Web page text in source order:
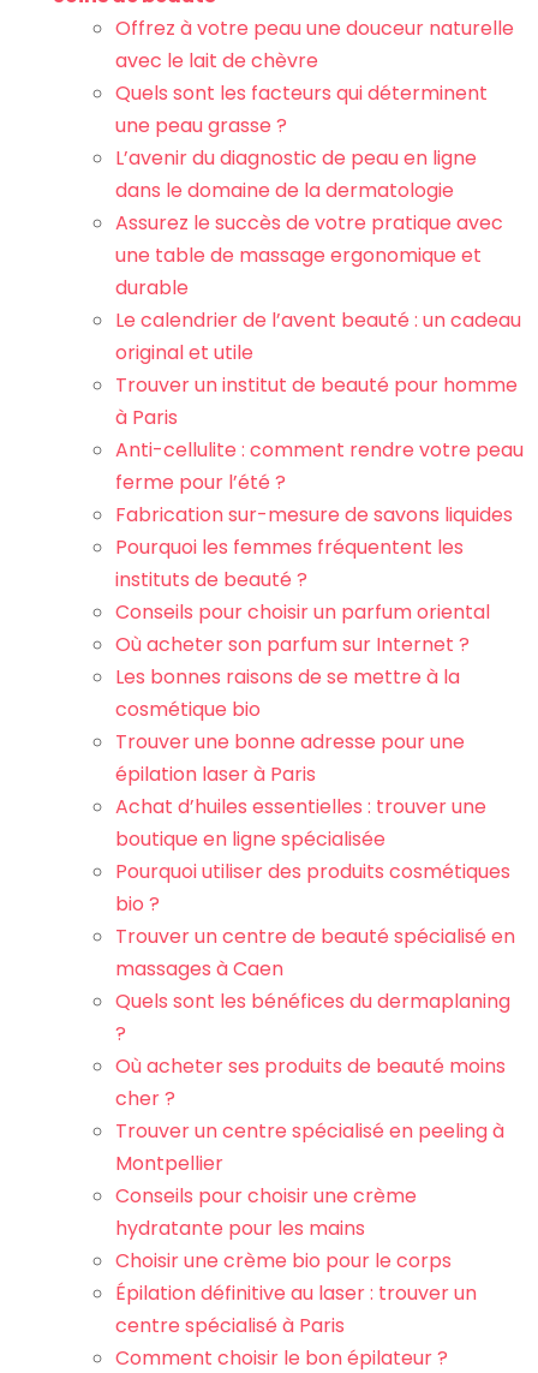
Offrez à votre peau une douceur naturelle
avec le lait de chèvre
Quels sont les facteurs qui déterminent
une peau grasse ?
L’avenir du diagnostic de peau en ligne
dans le domaine de la dermatologie
Assurez le succès de votre pratique avec
une table de massage ergonomique et
durable
Le calendrier de l’avent beauté : un cadeau
original et utile
Trouver un institut de beauté pour homme
à Paris
Anti-cellulite : comment rendre votre peau
ferme pour l’été ?
Fabrication sur-mesure de savons liquides
Pourquoi les femmes fréquentent les
instituts de beauté ?
Conseils pour choisir un parfum oriental
Où acheter son parfum sur Internet ?
Les bonnes raisons de se mettre à la
cosmétique bio
Trouver une bonne adresse pour une
épilation laser à Paris
Achat d’huiles essentielles : trouver une
boutique en ligne spécialisée
Pourquoi utiliser des produits cosmétiques
bio ?
Trouver un centre de beauté spécialisé en
massages à Caen
Quels sont les bénéfices du dermaplaning
?
Où acheter ses produits de beauté moins
cher ?
Trouver un centre spécialisé en peeling à
Montpellier
Conseils pour choisir une crème
hydratante pour les mains
Choisir une crème bio pour le corps
Épilation définitive au laser : trouver un
centre spécialisé à Paris
Comment choisir le bon épilateur ?